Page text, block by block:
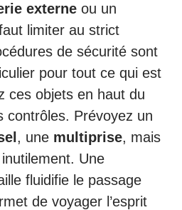
externe ou un
limiter au strict
de sécurité sont
pour tout ce qui est
ces objets en haut du
contrôles. Prévoyez un
, une multiprise, mais
Une
fluidifie le passage
de voyager l’esprit